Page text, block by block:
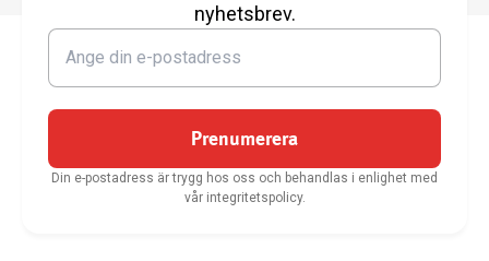
nyhetsbrev.
Prenumerera
Din e-postadress är trygg hos oss och behandlas i enlighet med
vår integritetspolicy.